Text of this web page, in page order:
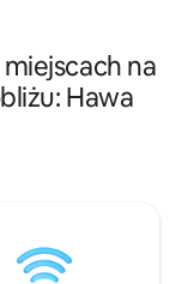
na
Hawa